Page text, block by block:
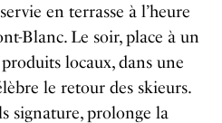
en terrasse à l’heure
Blanc. Le soir, place à un
locaux, dans une
le retour des skieurs.
signature, prolonge la